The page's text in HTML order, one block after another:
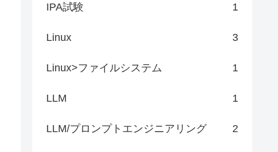
IPA試験 1
Linux 3
Linux>ファイルシステム 1
LLM 1
LLM/プロンプトエンジニアリング 2